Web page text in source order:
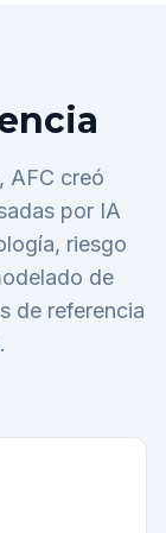
AFC creó
por IA
riesgo
de
de referencia